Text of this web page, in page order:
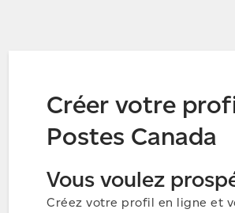
Créer votre
Postes Canada
Vous voulez
Créez votre profil en ligne et